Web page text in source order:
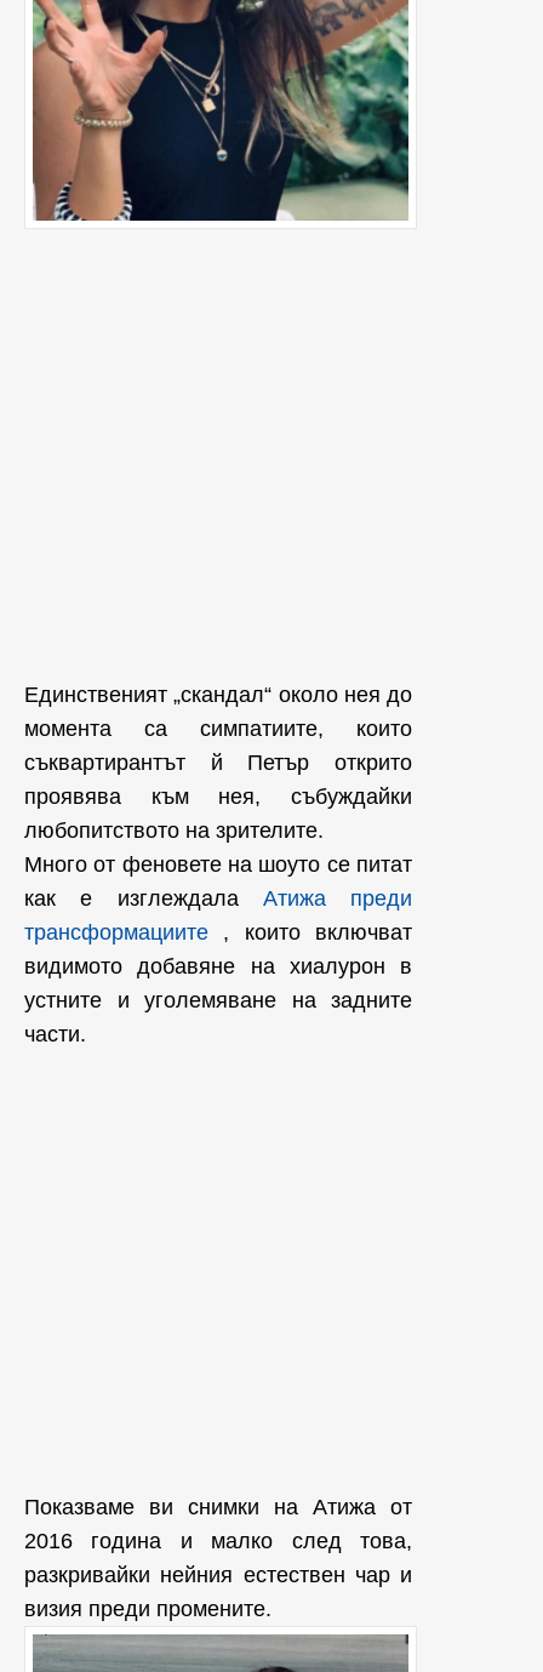
Единственият „скандал“ около нея до
момента са симпатиите, които
съквартирантът й Петър открито
проявява към нея, събуждайки
любопитството на зрителите.
Много от феновете на шоуто се питат
как е изглеждала Атижа преди
трансформациите , които включват
видимото добавяне на хиалурон в
устните и уголемяване на задните
части.
Показваме ви снимки на Атижа от
2016 година и малко след това,
разкривайки нейния естествен чар и
визия преди промените.